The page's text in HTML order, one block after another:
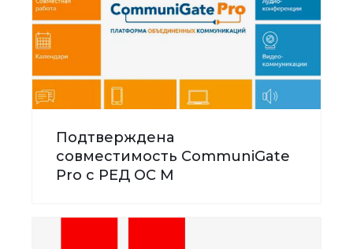
Подтверждена
совместимость CommuniGate
Pro с РЕД ОС М